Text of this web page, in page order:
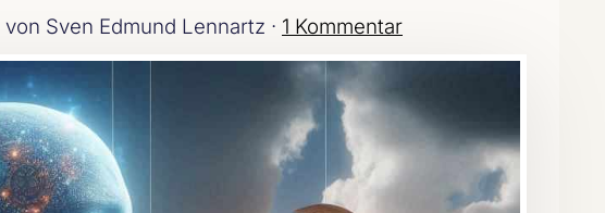
von Sven Edmund Lennartz · 1 Kommentar